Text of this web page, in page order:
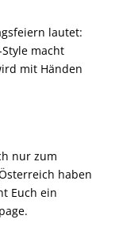
mit Händen
Euch ein